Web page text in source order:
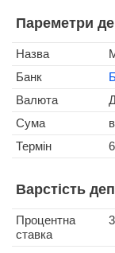
Пареметри
Назва
Банк
Валюта
Сума
Термін
Варстість
Процентна
ставка